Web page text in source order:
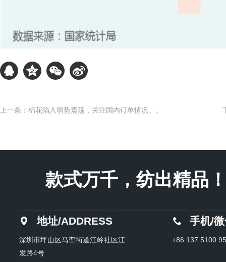
上一条：棉花陷入弱势震荡，关注国内订单情况。。
款式万千，纺出精品
地址/ADDRESS
深圳市坪山区马峦街道江岭社区江
发路4号
手机/
+86 137 5100